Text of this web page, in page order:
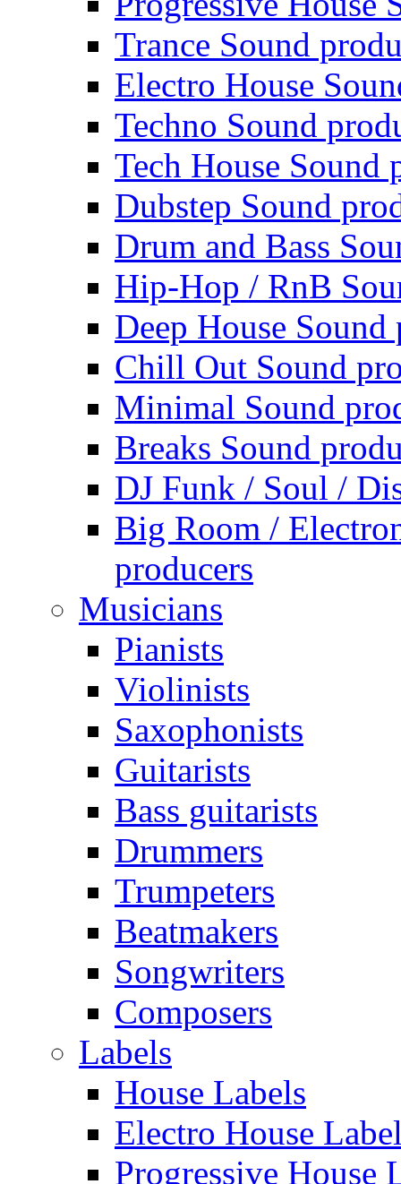
Trance Sound
Electro House
Techno Sound
Tech House Sound
Dubstep Sound
Drum and Bass
Hip-Hop / RnB
Deep House Sound
Chill Out Sound
Minimal Sound
Breaks Sound
DJ Funk / Soul /
Big Room /
producers
Musicians
Pianists
Violinists
Saxophonists
Guitarists
Bass guitarists
Drummers
Trumpeters
Beatmakers
Songwriters
Composers
Labels
House Labels
Electro House
Progressive House